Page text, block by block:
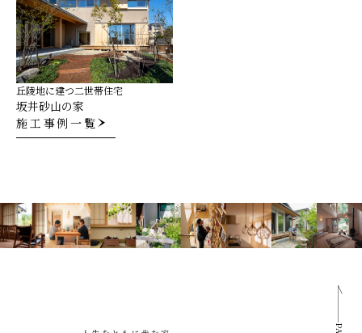
施工事例一覧
丘陵地に建つ二世帯住宅
坂井砂山の家